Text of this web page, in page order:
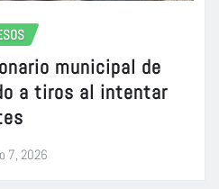
municipal de
a tiros al intentar
7, 2026